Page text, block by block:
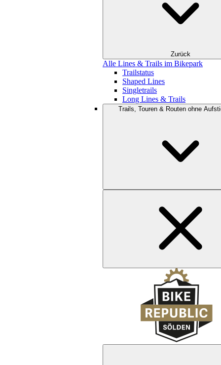
Zurück
Alle Lines & Trails im Bikepark
Trailstatus
Shaped Lines
Singletrails
Long Lines & Trails
Trails, Touren & Routen ohne